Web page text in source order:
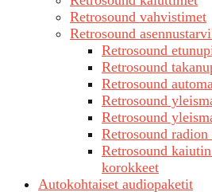
Retrosound vahvistimet
Retrosound
Retrosound
Retrosound
Retrosound
Retrosound
Retrosound
Retrosound
Retrosound
korokkeet
Autokohtaiset audiopaketit